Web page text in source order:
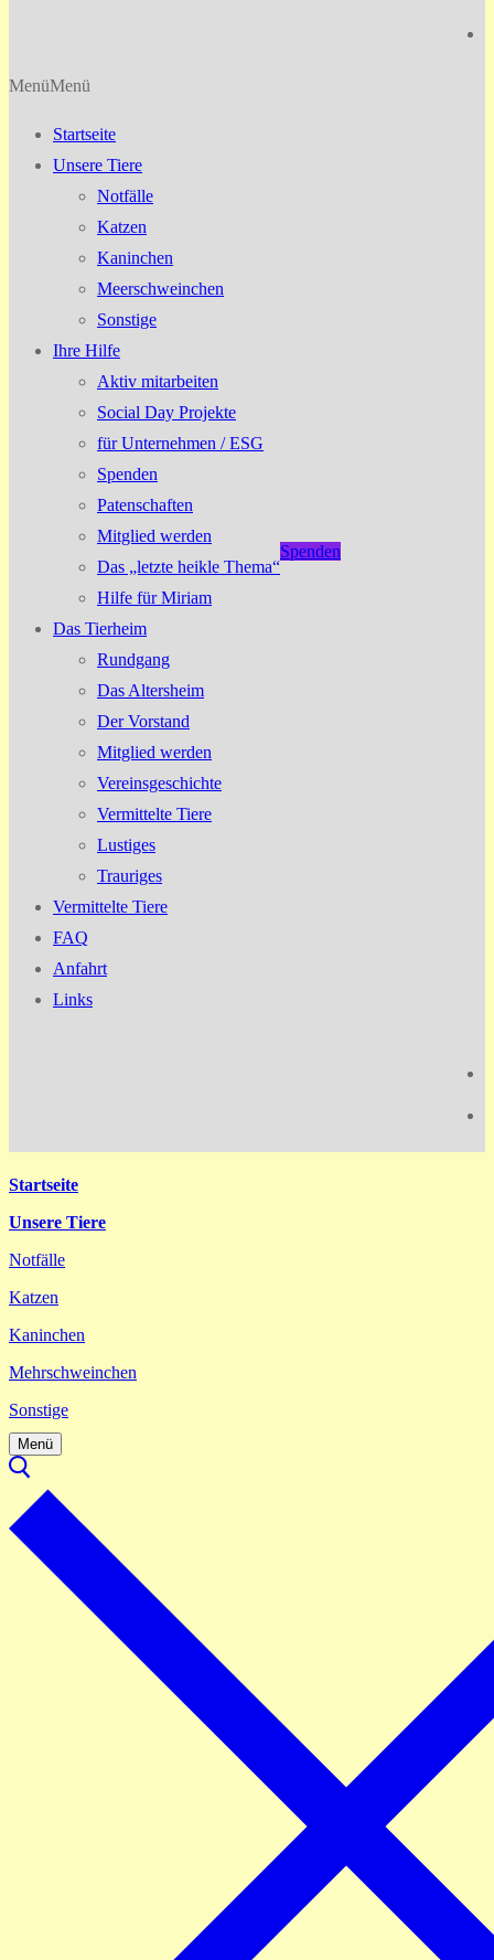
MenüMenü
Startseite
Unsere Tiere
Notfälle
Katzen
Kaninchen
Meerschweinchen
Sonstige
Ihre Hilfe
Aktiv mitarbeiten
Social Day Projekte
für Unternehmen / ESG
Spenden
Patenschaften
Mitglied werden
Das „letzte heikle Thema“
Hilfe für Miriam
Das Tierheim
Rundgang
Das Altersheim
Der Vorstand
Mitglied werden
Vereinsgeschichte
Vermittelte Tiere
Lustiges
Trauriges
Vermittelte Tiere
FAQ
Anfahrt
Links
Spenden
Startseite
Unsere Tiere
Notfälle
Katzen
Kaninchen
Mehrschweinchen
Sonstige
Menü